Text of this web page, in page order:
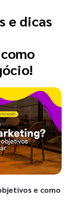
e dicas
e como